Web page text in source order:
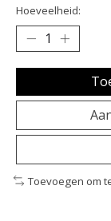
Hoeveelheid:
Toevoegen om